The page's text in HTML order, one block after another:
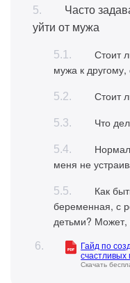
Часто
уйти от мужа
Стоит
мужа к другому,
Стоит
Что
меня не
Как
беременная, с
детьми? Может,
Гайд по
счастливых
Скачать